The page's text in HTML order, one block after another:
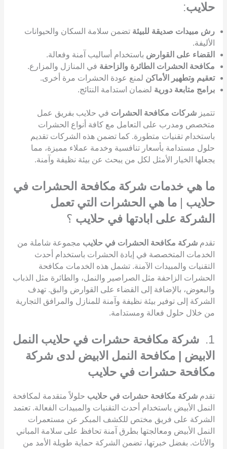
حلايب:
رش مبيدات صديقة للبيئة تضمن سلامة السكان والحيوانات
الأليفة.
القضاء على القوارض باستخدام أساليب آمنة وفعالة.
مكافحة الحشرات الطائرة والزاحفة في المنازل والمزارع.
تعقيم وتطهير الأماكن لمنع عودة الحشرات مرة أخرى.
برامج متابعة دورية لضمان استدامة النتائج.
تتميز شركات مكافحة الحشرات في حلايب بفريق عمل
متخصص ومدرب على التعامل مع كافة أنواع الحشرات
باستخدام تقنيات متطورة. كما تضمن هذه الشركات تقديم
حلول مستدامة بأسعار تنافسية وخدمة عملاء مميزة، مما
يجعلها الخيار الأمثل لكل من يبحث عن بيئة نظيفة وآمنة.
ما هي خدمات شركة مكافحة الحشرات في
حلايب | ما هي الحشرات التي تعمل
الشركة على ابادتها في حلايب ؟
تقدم شركة مكافحة الحشرات في حلايب مجموعة شاملة من
الخدمات المتخصصة في إبادة الحشرات باستخدام أحدث
التقنيات والمبيدات الآمنة. تشمل هذه الخدمات مكافحة
الحشرات الزاحفة مثل الصراصير والنمل، والطائرة مثل الذباب
والبعوض، بالإضافة إلى القضاء على القوارض والبق. تهدف
الشركة إلى توفير بيئة نظيفة وآمنة للمنازل والمرافق التجارية
من خلال حلول فعالة ومستدامة.
1.
شركة مكافحة حشرات في حلايب النمل
الابيض | مكافحة النمل الابيض لدى شركة
مكافحة حشرات في حلايب
تقدم شركة مكافحة حشرات في حلايب حلولاً متقدمة لمكافحة
النمل الأبيض باستخدام أحدث التقنيات والمبيدات الفعالة. تعتمد
الشركة على فريق مختص للكشف المبكر عن مستعمرات
النمل الأبيض ومعالجتها بطرق آمنة تحافظ على سلامة المباني
والأثاث. بفضل خبرتها، تضمن الشركة حماية طويلة الأمد من